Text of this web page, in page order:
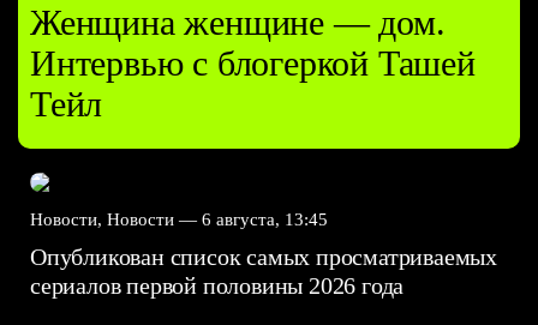
Женщина женщине — дом.
Интервью с блогеркой Ташей
Тейл
Новости, Новости — 6 августа, 13:45
Опубликован список самых просматриваемых
сериалов первой половины 2026 года